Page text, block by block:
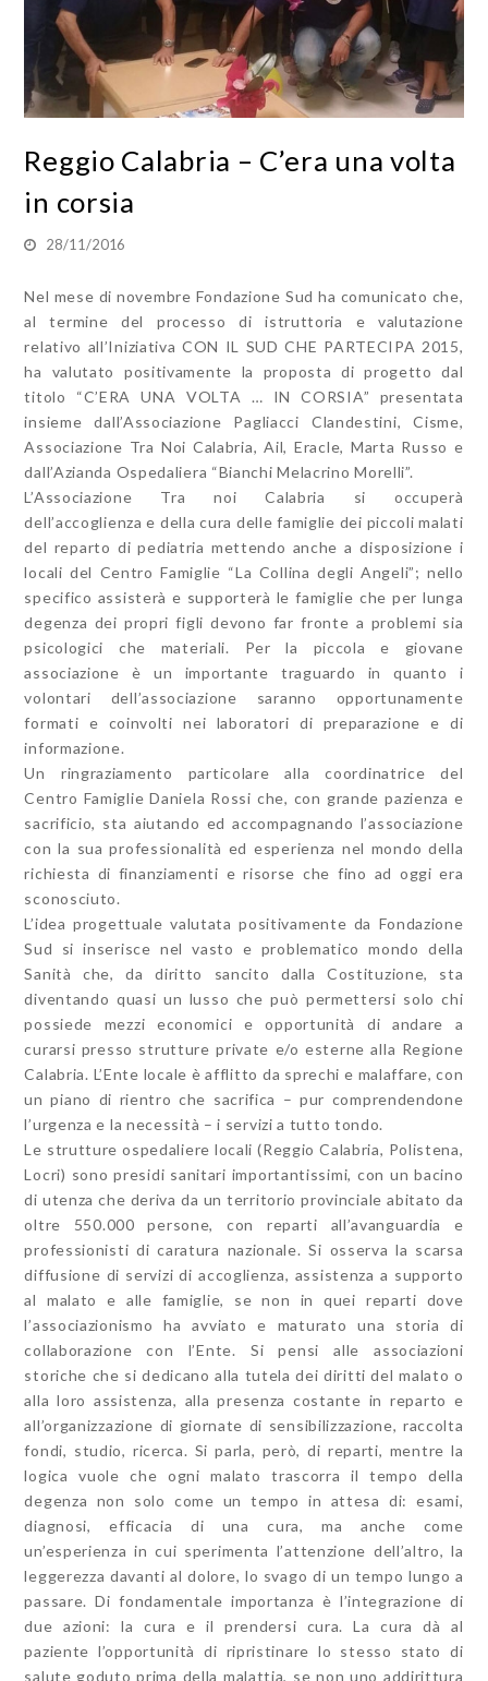
Reggio Calabria – C’era una volta
in corsia
28/11/2016
Nel mese di novembre Fondazione Sud ha comunicato che,
al termine del processo di istruttoria e valutazione
relativo all’Iniziativa CON IL SUD CHE PARTECIPA 2015,
ha valutato positivamente la proposta di progetto dal
titolo “C’ERA UNA VOLTA … IN CORSIA” presentata
insieme dall’Associazione Pagliacci Clandestini, Cisme,
Associazione Tra Noi Calabria, Ail, Eracle, Marta Russo e
dall’Azianda Ospedaliera “Bianchi Melacrino Morelli”.
L’Associazione Tra noi Calabria si occuperà
dell’accoglienza e della cura delle famiglie dei piccoli malati
del reparto di pediatria mettendo anche a disposizione i
locali del Centro Famiglie “La Collina degli Angeli”; nello
specifico assisterà e supporterà le famiglie che per lunga
degenza dei propri figli devono far fronte a problemi sia
psicologici che materiali. Per la piccola e giovane
associazione è un importante traguardo in quanto i
volontari dell’associazione saranno opportunamente
formati e coinvolti nei laboratori di preparazione e di
informazione.
Un ringraziamento particolare alla coordinatrice del
Centro Famiglie Daniela Rossi che, con grande pazienza e
sacrificio, sta aiutando ed accompagnando l’associazione
con la sua professionalità ed esperienza nel mondo della
richiesta di finanziamenti e risorse che fino ad oggi era
sconosciuto.
L’idea progettuale valutata positivamente da Fondazione
Sud si inserisce nel vasto e problematico mondo della
Sanità che, da diritto sancito dalla Costituzione, sta
diventando quasi un lusso che può permettersi solo chi
possiede mezzi economici e opportunità di andare a
curarsi presso strutture private e/o esterne alla Regione
Calabria. L’Ente locale è afflitto da sprechi e malaffare, con
un piano di rientro che sacrifica – pur comprendendone
l’urgenza e la necessità – i servizi a tutto tondo.
Le strutture ospedaliere locali (Reggio Calabria, Polistena,
Locri) sono presidi sanitari importantissimi, con un bacino
di utenza che deriva da un territorio provinciale abitato da
oltre 550.000 persone, con reparti all’avanguardia e
professionisti di caratura nazionale. Si osserva la scarsa
diffusione di servizi di accoglienza, assistenza a supporto
al malato e alle famiglie, se non in quei reparti dove
l’associazionismo ha avviato e maturato una storia di
collaborazione con l’Ente. Si pensi alle associazioni
storiche che si dedicano alla tutela dei diritti del malato o
alla loro assistenza, alla presenza costante in reparto e
all’organizzazione di giornate di sensibilizzazione, raccolta
fondi, studio, ricerca. Si parla, però, di reparti, mentre la
logica vuole che ogni malato trascorra il tempo della
degenza non solo come un tempo in attesa di: esami,
diagnosi, efficacia di una cura, ma anche come
un’esperienza in cui sperimenta l’attenzione dell’altro, la
leggerezza davanti al dolore, lo svago di un tempo lungo a
passare. Di fondamentale importanza è l’integrazione di
due azioni: la cura e il prendersi cura. La cura dà al
paziente l’opportunità di ripristinare lo stesso stato di
salute goduto prima della malattia, se non uno addirittura